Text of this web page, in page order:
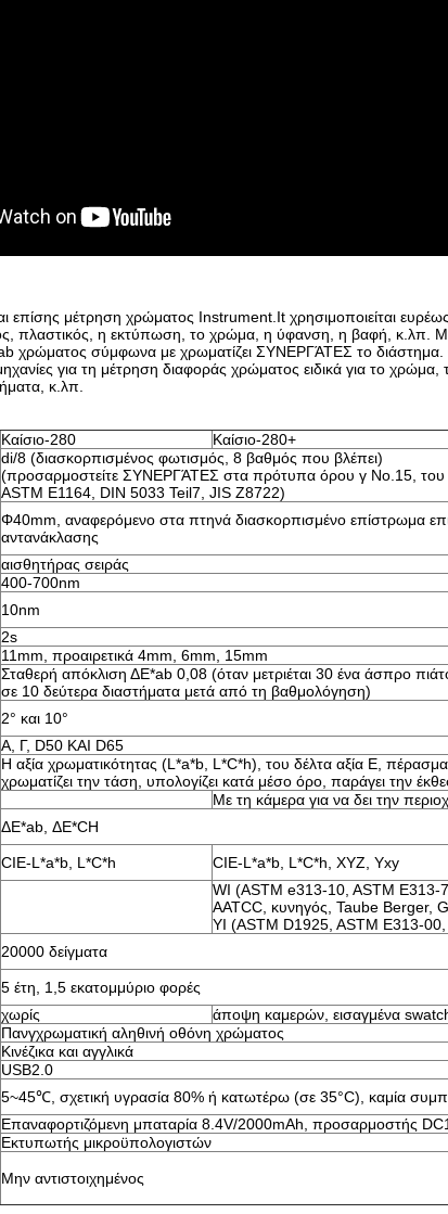
επίσης μέτρηση χρώματος Instrument.It χρησιμοποιείται
πλαστικός, η εκτύπωση, το χρώμα, η ύφανση, η βαφή, κ.λπ.
χρώματος σύμφωνα με χρωματίζει ΣΥΝΕΡΓΆΤΕΣ το
για τη μέτρηση διαφοράς χρώματος ειδικά για το
κ.λπ.
Καίσιο-280 Καίσιο-280+
di/8 (διασκορπισμένος φωτισμός, 8 βαθμός που βλέπει)
(προσαρμοστείτε ΣΥΝΕΡΓΆΤΕΣ στα πρότυπα όρου γ No.15, του
ASTM E1164, DIN 5033 Teil7, JIS Z8722)
Φ40mm, αναφερόμενο στα πτηνά διασκορπισμένο επίστρωμα
αντανάκλασης
αισθητήρας σειράς
400-700nm
10nm
2s
11mm, προαιρετικά 4mm, 6mm, 15mm
Σταθερή απόκλιση ΔE*ab 0,08 (όταν μετριέται 30 ένα άσπρο
σε 10 δεύτερα διαστήματα μετά από τη βαθμολόγηση)
2° και 10°
Α, Γ, D50 ΚΑΙ D65
Η αξία χρωματικότητας (L*a*b, L*C*h), του δέλτα αξία Ε,
χρωματίζει την τάση, υπολογίζει κατά μέσο όρο, παράγει την
Με τη κάμερα για να δει την
ΔE*ab, ΔE*CH
CIE-L*a*b, L*C*h CIE-L*a*b, L*C*h, XYZ, Yxy
WI (ASTM e313-10, ASTM E313-
AATCC, κυνηγός, Taube Berger,
YI (ASTM D1925, ASTM E313-
20000 δείγματα
5 έτη, 1,5 εκατομμύριο φορές
χωρίς
άποψη καμερών, εισαγμένα
Πανγχρωματική αληθινή οθόνη χρώματος
Κινέζικα και αγγλικά
USB2.0
5~45℃, σχετική υγρασία 80% ή κατωτέρω (σε 35°C), καμία
Επαναφορτιζόμενη μπαταρία 8.4V/2000mAh, προσαρμοστής
Εκτυπωτής μικροϋπολογιστών
Μην αντιστοιχημένος